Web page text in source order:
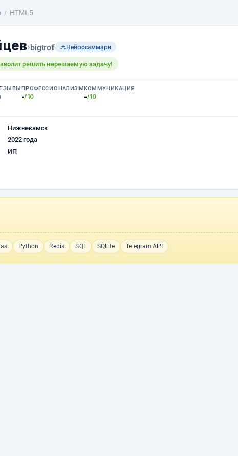
HTML5
›bigtrof Нейросаммари
решить нерешаемую задачу!
ПРОФЕССИОНАЛИЗМ
-/10
КОММУНИКАЦИЯ
-/10
Нижнекамск
2022 года
ИП
Python Redis SQL SQLite Telegram API